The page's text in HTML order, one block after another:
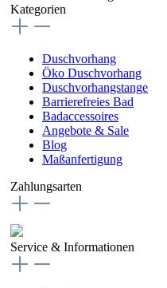
Kategorien
Duschvorhang
Öko Duschvorhang
Duschvorhangstange
Barrierefreies Bad
Badaccessoires
Angebote & Sale
Blog
Maßanfertigung
Zahlungsarten
Service & Informationen